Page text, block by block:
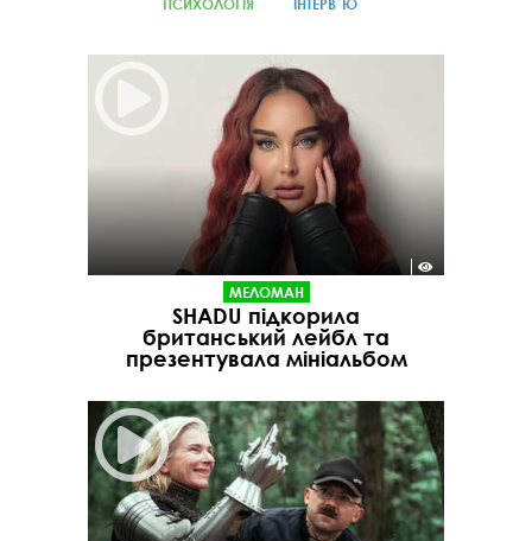
МЕЛОМАН
SHADU підкорила
британський лейбл та
презентувала мініальбом